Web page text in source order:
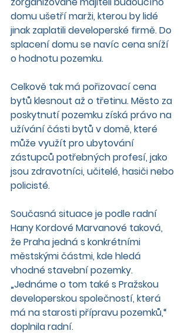
domu ušetří marži, kterou by lidé
jinak zaplatili developerské firmě. Do
splacení domu se navíc cena sníží
o hodnotu pozemku.
Celkově tak má pořizovací cena
bytů klesnout až o třetinu. Město za
poskytnutí pozemku získá právo na
užívání části bytů v domě, které
může využít pro ubytování
zástupců potřebných profesí, jako
jsou zdravotníci, učitelé, hasiči nebo
policisté.
Současná situace je podle radní
Hany Kordové Marvanové taková,
že Praha jedná s konkrétními
městskými částmi, kde hledá
vhodné stavební pozemky.
„Jednáme o tom také s Pražskou
developerskou společností, která
má na starosti přípravu pozemků,“
doplnila radní.